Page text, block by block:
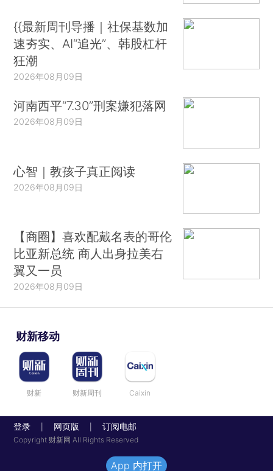
{{最新周刊导播｜社保基数加
速夯实、AI“追光”、韩股杠杆
狂潮
2026年08月09日
河南西平“7.30”刑案嫌犯落网
2026年08月09日
心智｜教孩子真正阅读
2026年08月09日
【商圈】喜欢配戴名表的哥伦
比亚新总统 商人出身拉美右
翼又一员
2026年08月09日
财新移动
财新 财新周刊 Caixin
登录 网页版 订阅电邮
Copyright 财新网 All Rights Reserved
App 内打开